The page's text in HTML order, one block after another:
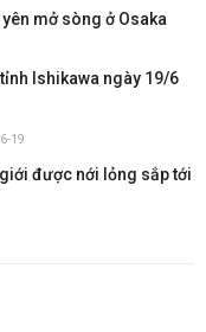
mở sòng ở Osaka
Ishikawa ngày 19/6
19
được nới lỏng sắp tới